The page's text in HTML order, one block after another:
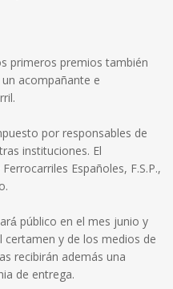
primeros premios también
acompañante e
por responsables de
instituciones. El
Españoles, F.S.P.,
público en el mes junio y
certamen y de los medios de
recibirán además una
de entrega.